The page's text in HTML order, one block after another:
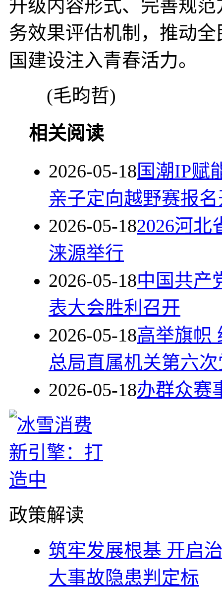
升级内容形式、完善规
务效果评估机制，推动
国建设注入青春活力。
(毛昀哲)
相关阅读
2026-05-18国潮IP赋
亲子定向越野赛报
2026-05-182026河北
涞源举行
2026-05-18中国共产
表大会胜利召开
2026-05-18高举旗帜
总局直属机关第六
2026-05-18办群众赛
政策解读
筑牢发展根基 开启
大事故隐患判定标